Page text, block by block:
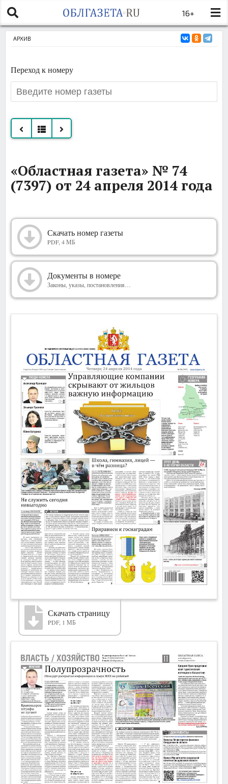
16+
АРХИВ
Переход к номеру
номера
за
2014
«Областная газета» № 74
(7397) от 24 апреля 2014 года
Скачать номер газеты
PDF, 4 МБ
Документы в номере
Законы, указы, постановления…
Скачать страницу
PDF, 1 МБ